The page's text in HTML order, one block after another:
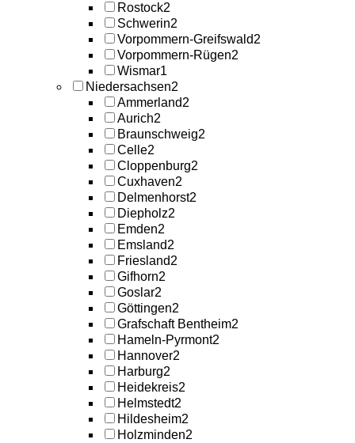
Rostock2
Schwerin2
Vorpommern-Greifswald2
Vorpommern-Rügen2
Wismar1
Niedersachsen2
Ammerland2
Aurich2
Braunschweig2
Celle2
Cloppenburg2
Cuxhaven2
Delmenhorst2
Diepholz2
Emden2
Emsland2
Friesland2
Gifhorn2
Goslar2
Göttingen2
Grafschaft Bentheim2
Hameln-Pyrmont2
Hannover2
Harburg2
Heidekreis2
Helmstedt2
Hildesheim2
Holzminden2